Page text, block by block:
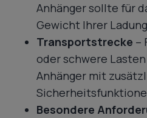
Anhänger sollte für
Gewicht Ihrer
Transportstrecke –
oder schwere
Anhänger mit
Besondere